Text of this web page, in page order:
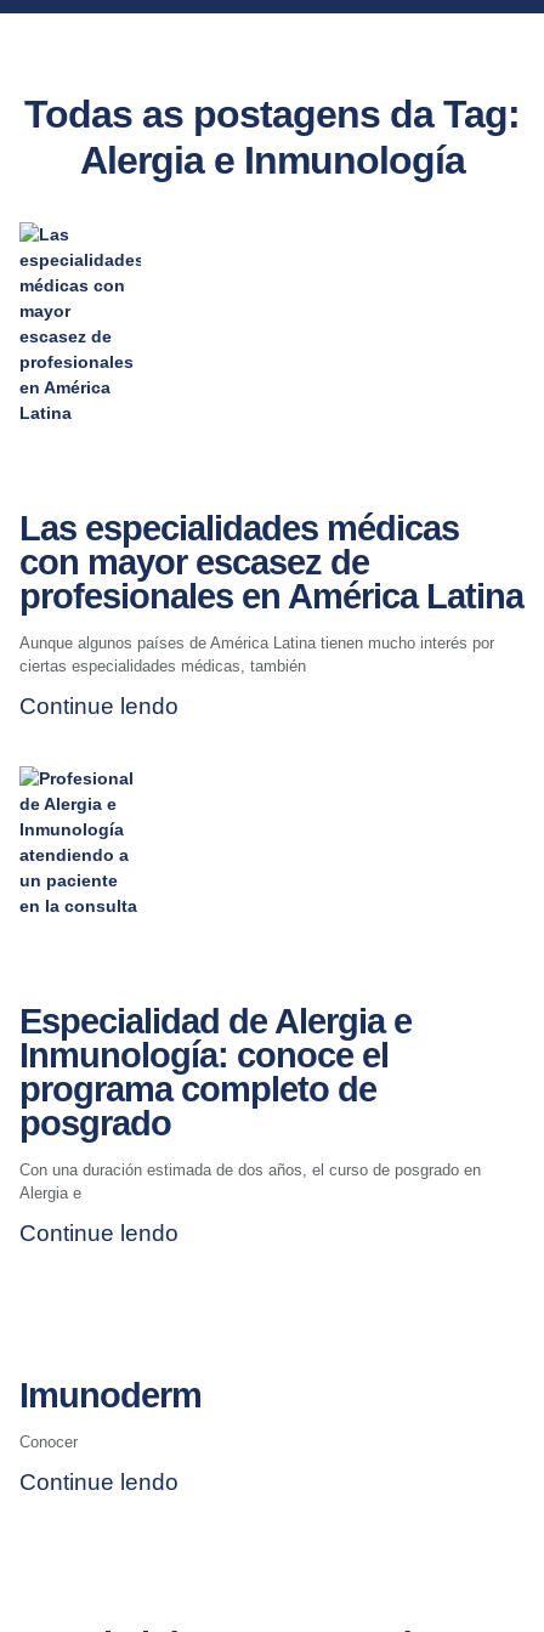
Todas as postagens da Tag:
Alergia e Inmunología
Las especialidades médicas
con mayor escasez de
profesionales en América Latina
Aunque algunos países de América Latina tienen mucho interés por
ciertas especialidades médicas, también
Continue lendo
Especialidad de Alergia e
Inmunología: conoce el
programa completo de
posgrado
Con una duración estimada de dos años, el curso de posgrado en
Alergia e
Continue lendo
Imunoderm
Conocer
Continue lendo